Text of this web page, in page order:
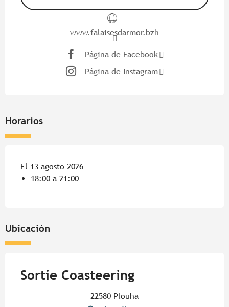
www.falaisesdarmor.bzh
Página de Facebook
Página de Instagram
Horarios
El 13 agosto 2026
18:00 a 21:00
Ubicación
Sortie Coasteering
22580 Plouha